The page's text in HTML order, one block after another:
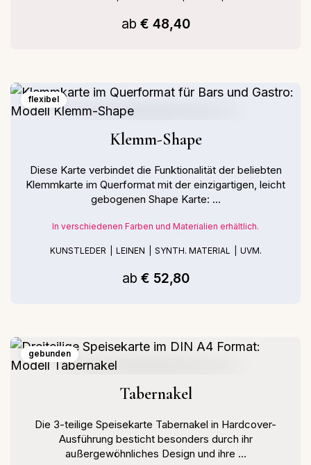
ab € 48,40
flexibel
Klemm-Shape
Diese Karte verbindet die Funktionalität der beliebten
Klemmkarte im Querformat mit der einzigartigen, leicht
gebogenen Shape Karte: ...
In verschiedenen Farben und Materialien erhältlich.
KUNSTLEDER LEINEN SYNTH. MATERIAL UVM.
ab € 52,80
gebunden
Tabernakel
Die 3-teilige Speisekarte Tabernakel in Hardcover-
Ausführung besticht besonders durch ihr
außergewöhnliches Design und ihre ...